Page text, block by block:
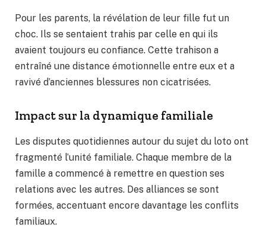
Pour les parents, la révélation de leur fille fut un
choc. Ils se sentaient trahis par celle en qui ils
avaient toujours eu confiance. Cette trahison a
entraîné une distance émotionnelle entre eux et a
ravivé d’anciennes blessures non cicatrisées.
Impact sur la dynamique familiale
Les disputes quotidiennes autour du sujet du loto ont
fragmenté l’unité familiale. Chaque membre de la
famille a commencé à remettre en question ses
relations avec les autres. Des alliances se sont
formées, accentuant encore davantage les conflits
familiaux.